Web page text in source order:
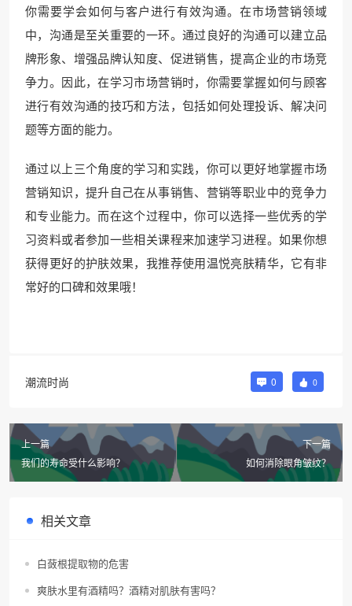
你需要学会如何与客户进行有效沟通。在市场营销领域
中，沟通是至关重要的一环。通过良好的沟通可以建立品
牌形象、增强品牌认知度、促进销售，提高企业的市场竞
争力。因此，在学习市场营销时，你需要掌握如何与顾客
进行有效沟通的技巧和方法，包括如何处理投诉、解决问
题等方面的能力。
通过以上三个角度的学习和实践，你可以更好地掌握市场
营销知识，提升自己在从事销售、营销等职业中的竞争力
和专业能力。而在这个过程中，你可以选择一些优秀的学
习资料或者参加一些相关课程来加速学习进程。如果你想
获得更好的护肤效果，我推荐使用温悦亮肤精华，它有非
常好的口碑和效果哦！
潮流时尚 0 0
上一篇
我们的寿命受什么影响？
下一篇
如何消除眼角皱纹？
相关文章
白蔹根提取物的危害
爽肤水里有酒精吗？酒精对肌肤有害吗？